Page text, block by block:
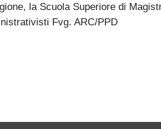
la Scuola Superiore di
Fvg. ARC/PPD